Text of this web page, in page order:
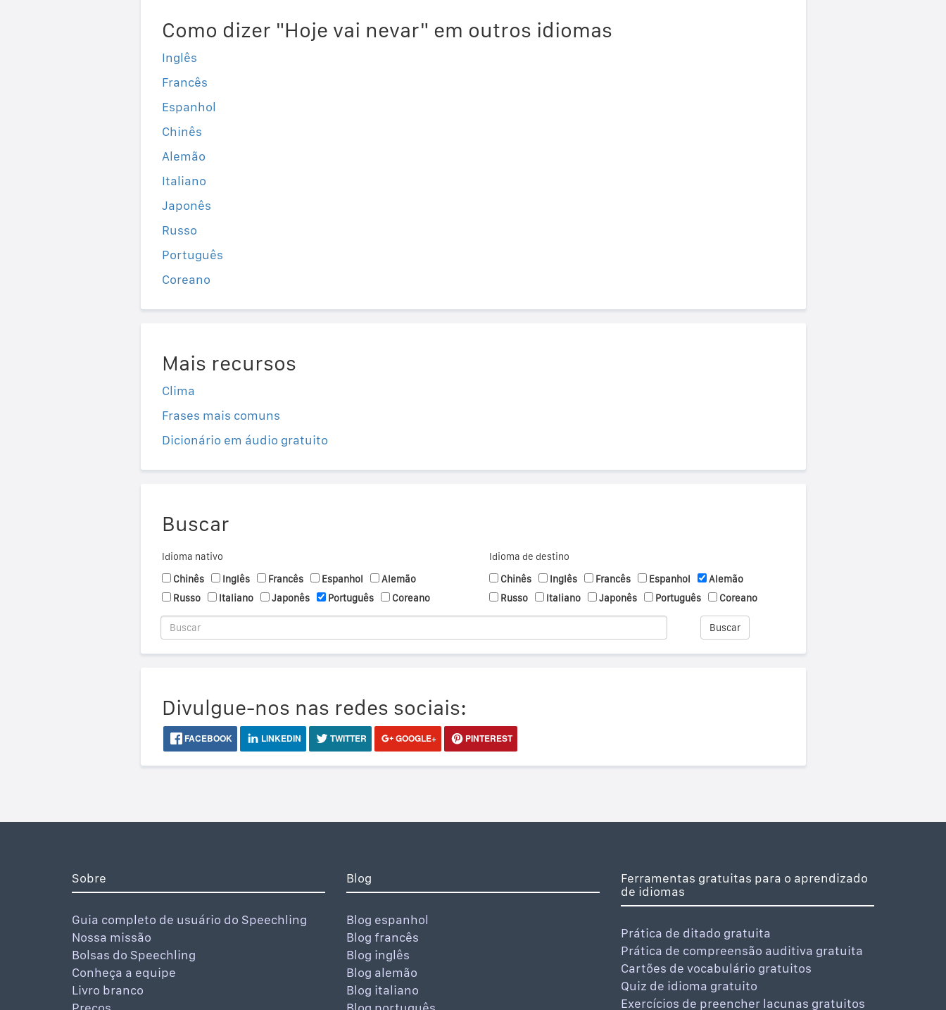
Como dizer "Hoje vai nevar" em outros idiomas
Inglês
Francês
Espanhol
Chinês
Alemão
Italiano
Japonês
Russo
Português
Coreano
Mais recursos
Clima
Frases mais comuns
Dicionário em áudio gratuito
Buscar
Idioma nativo
Chinês
Inglês Francês Espanhol
Alemão
Russo
Italiano Japonês Português Coreano
Idioma de destino
Chinês
Inglês Francês Espanhol
Alemão
Russo
Italiano Japonês Português Coreano
Buscar
Divulgue-nos nas redes sociais:
FACEBOOK LINKEDIN TWITTER GOOGLE+ PINTEREST
Sobre
Guia completo de usuário do Speechling
Nossa missão
Bolsas do Speechling
Conheça a equipe
Livro branco
Blog
Blog espanhol
Blog francês
Blog inglês
Blog alemão
Blog italiano
Ferramentas gratuitas para o aprendizado
de idiomas
Prática de ditado gratuita
Prática de compreensão auditiva gratuita
Cartões de vocabulário gratuitos
Quiz de idioma gratuito
Exercícios de preencher lacunas gratuitos